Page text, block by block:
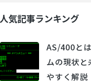
人気記事ランキング
AS/400と
ムの現状と
やすく解説